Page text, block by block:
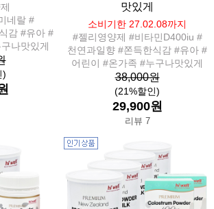
네랄 #
감 #유아 #
나맛있게
)
맛있게
소비기한 27.02.08까지
#젤리영양제 #비타민D400iu #
천연과일향 #쫀득한식감 #유아 #
어린이 #온가족 #누구나맛있게
38,000원
(21%할인)
29,900원
리뷰 7